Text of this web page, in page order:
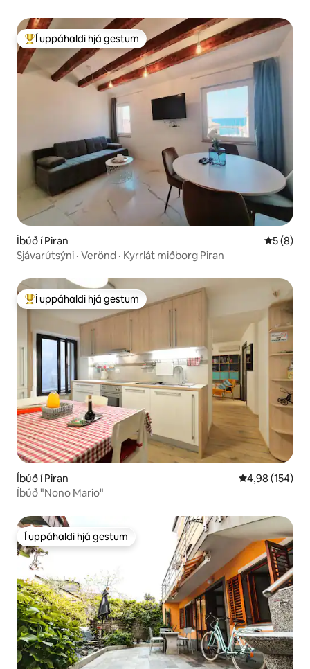
Í mestu uppáhaldi hjá gestum
Í uppáhaldi hjá gestum
Íbúð í Piran 5 af 5 í
5 (8)
Sjávarútsýni · Verönd · Kyrrlát miðborg Piran
Í mestu uppáhaldi hjá gestum
Í uppáhaldi hjá gestum
Íbúð í Piran 4,98 af 5 í
4,98 (154)
Íbúð "Nono Mario"
Í uppáhaldi hjá gestum
Í uppáhaldi hjá gestum